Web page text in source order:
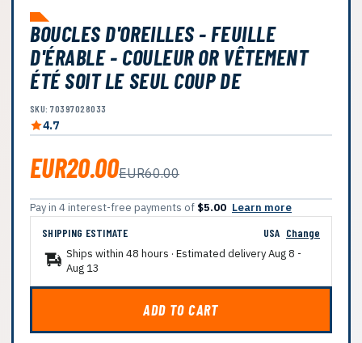
BOUCLES D'OREILLES - FEUILLE
D'ÉRABLE - COULEUR OR VÊTEMENT
ÉTÉ SOIT LE SEUL COUP DE
SKU: 70397028033
4.7
EUR20.00EUR60.00
Pay in 4 interest-free payments of $5.00 Learn more
SHIPPING ESTIMATE
USA Change
Ships within 48 hours · Estimated deliveryAug 8 -
Aug 13
ADD TO CART